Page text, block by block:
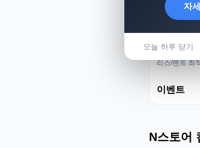
리스렌트 성
리스/렌트 최
이벤트
N스토어
자
오늘 하루 닫기